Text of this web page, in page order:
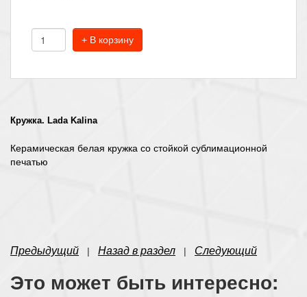
+ В корзину
Кружка. Lada Kalina
Керамическая белая кружка со стойкой сублимационной
печатью
Предыдущий | Назад в раздел | Следующий
Это может быть интересно: